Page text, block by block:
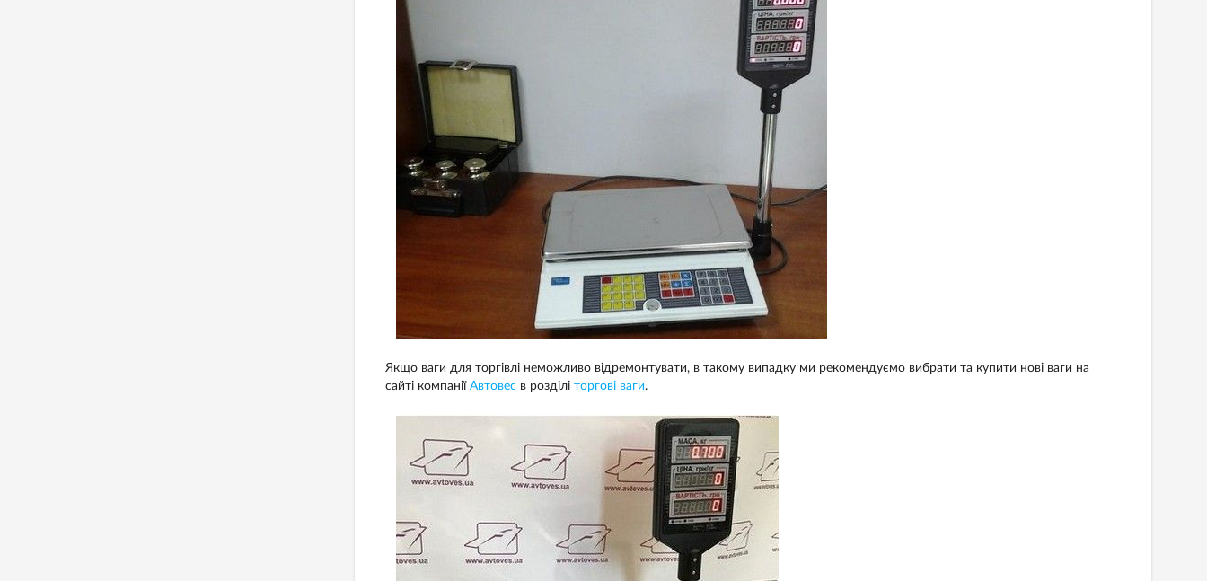
Якщо ваги для торгівлі неможливо відремонтувати, в такому випадку ми рекомендуємо вибрати та купити нові ваги на
сайті компанії Автовес в розділі торгові ваги.